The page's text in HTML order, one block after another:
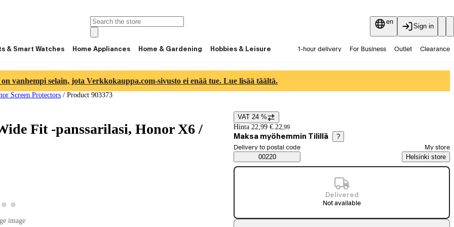
en
Sign in
& Smart Watches Home Appliances Home & Gardening Hobbies & Leisure 1-hour delivery For Business Outlet Clearance
on vanhempi selain, jota Verkkokauppa.com-sivusto ei enää tue. Lue lisää täältä.
Screen Protectors / Product 903373
Fit -panssarilasi, Honor X6 /
image 1
product image 2
View product image 3
View product image 4
image
Price details
VAT 24 %
Hinta 22,99 €. 22,99
Maksa myöhemmin Tilillä ?
Saatavuustiedot
Select order method
Delivery to postal code
00220
My store
Helsinki store
Delivered
Not available